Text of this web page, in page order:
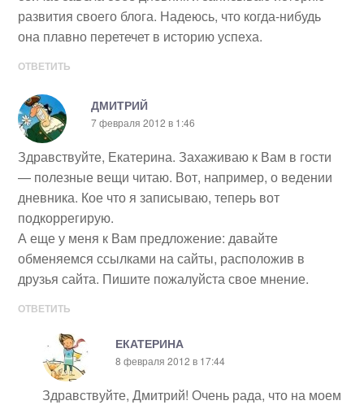
развития своего блога. Надеюсь, что когда-нибудь
она плавно перетечет в историю успеха.
ОТВЕТИТЬ
ДМИТРИЙ
7 февраля 2012 в 1:46
Здравствуйте, Екатерина. Захаживаю к Вам в гости
— полезные вещи читаю. Вот, например, о ведении
дневника. Кое что я записываю, теперь вот
подкоррегирую.
А еще у меня к Вам предложение: давайте
обменяемся ссылками на сайты, расположив в
друзья сайта. Пишите пожалуйста свое мнение.
ОТВЕТИТЬ
ЕКАТЕРИНА
8 февраля 2012 в 17:44
Здравствуйте, Дмитрий! Очень рада, что на моем